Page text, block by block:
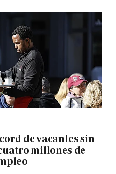
de vacantes sin
millones de